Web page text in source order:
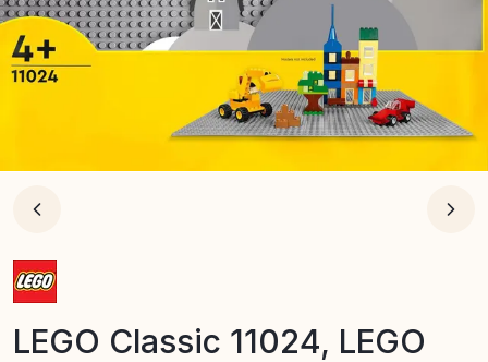
LEGO Classic 11024, LEGO